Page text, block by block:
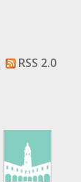
RSS 2.0